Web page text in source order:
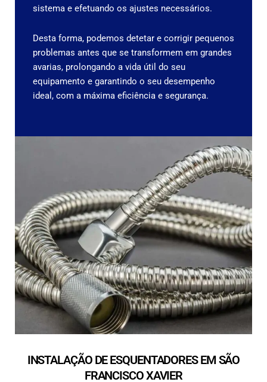
sistema e efetuando os ajustes necessários.
Desta forma, podemos detetar e corrigir pequenos
problemas antes que se transformem em grandes
avarias, prolongando a vida útil do seu
equipamento e garantindo o seu desempenho
ideal, com a máxima eficiência e segurança.
INSTALAÇÃO DE ESQUENTADORES EM SÃO
FRANCISCO XAVIER